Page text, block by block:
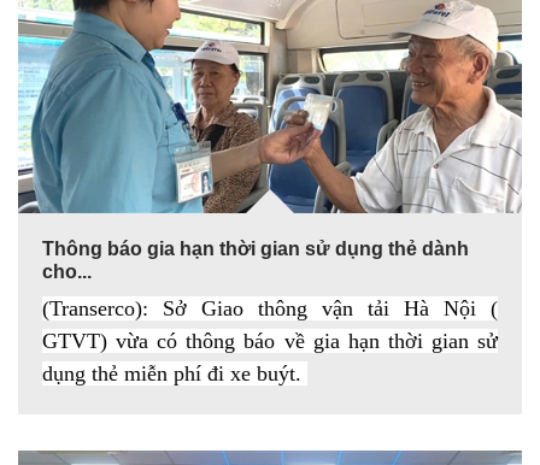
Thông báo gia hạn thời gian sử dụng thẻ dành
cho...
(Transerco): Sở Giao thông vận tải Hà Nội (
GTVT) vừa có thông báo về gia hạn thời gian sử
dụng thẻ miễn phí đi xe buýt.